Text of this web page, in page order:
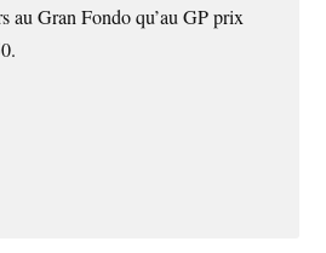
au Gran Fondo qu’au GP prix